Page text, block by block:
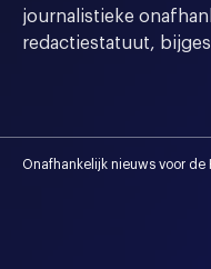
journalistieke
redactiestatuut,
Onafhankelijk nieuws voor de